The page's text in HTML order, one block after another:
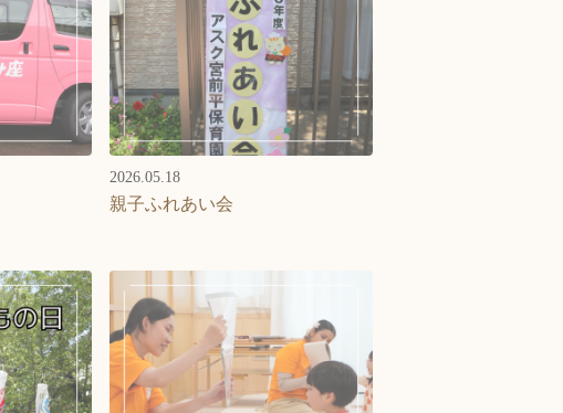
2026.05.18
親子ふれあい会